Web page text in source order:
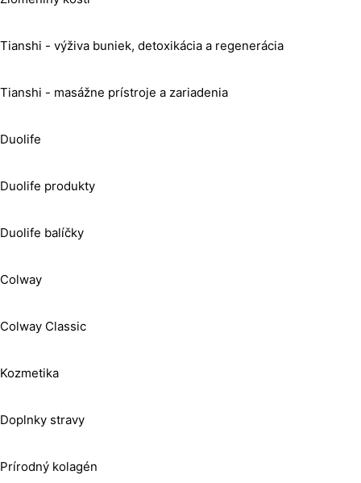
Tianshi - výživa buniek, detoxikácia a regenerácia
Tianshi - masážne prístroje a zariadenia
Duolife
Duolife produkty
Duolife balíčky
Colway
Colway Classic
Kozmetika
Doplnky stravy
Prírodný kolagén